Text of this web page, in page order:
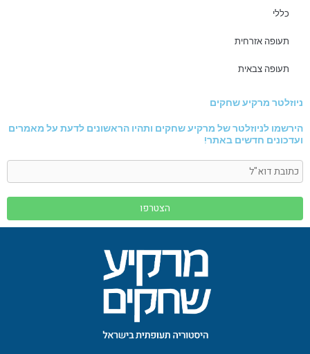
כללי
תעופה אזרחית
תעופה צבאית
ניוזלטר מרקיע שחקים
הירשמו לניוזלטר של מרקיע שחקים ותהיו הראשונים לדעת על מאמרים
ועדכונים חדשים באתר!